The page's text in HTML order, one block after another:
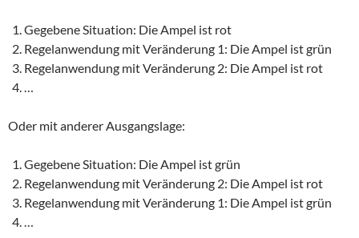
Gegebene Situation: Die Ampel ist rot
Regelanwendung mit Veränderung 1: Die Ampel ist grün
Regelanwendung mit Veränderung 2: Die Ampel ist rot
…
Oder mit anderer Ausgangslage:
Gegebene Situation: Die Ampel ist grün
Regelanwendung mit Veränderung 2: Die Ampel ist rot
Regelanwendung mit Veränderung 1: Die Ampel ist grün
…